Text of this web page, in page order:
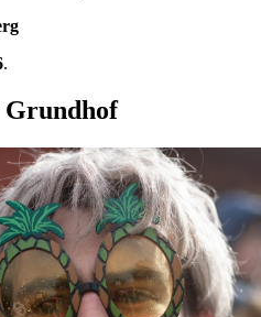
.
Grundhof